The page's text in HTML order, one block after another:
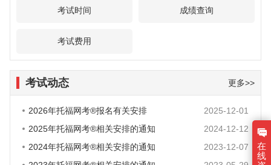
考试时间 成绩查询
考试费用
考试动态 更多>>
2026年托福网考®报名有关安排
2025-12-01
2025年托福网考®相关安排的通知
2024-12-12
2024年托福网考®相关安排的通知
2023-12-07
在
线